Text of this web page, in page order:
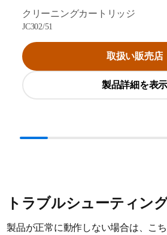
クリーニングカートリッジ
JC302/51
取扱い販売店
製品詳細を表示
トラブルシューティン
製品が正常に動作しない場合は、こ